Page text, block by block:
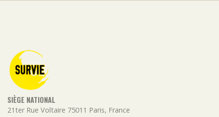
SIÈGE NATIONAL
21ter Rue Voltaire 75011 Paris, France